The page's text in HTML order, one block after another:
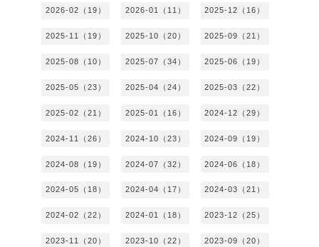
2026-02（19） 2026-01（11） 2025-12（16）
2025-11（19） 2025-10（20） 2025-09（21）
2025-08（10） 2025-07（34） 2025-06（19）
2025-05（23） 2025-04（24） 2025-03（22）
2025-02（21） 2025-01（16） 2024-12（29）
2024-11（26） 2024-10（23） 2024-09（19）
2024-08（19） 2024-07（32） 2024-06（18）
2024-05（18） 2024-04（17） 2024-03（21）
2024-02（22） 2024-01（18） 2023-12（25）
2023-11（20） 2023-10（22） 2023-09（20）